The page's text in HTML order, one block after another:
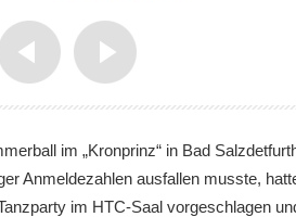
im „Kronprinz“ in Bad
Anmeldezahlen ausfallen musste,
im HTC-Saal vorgeschlagen